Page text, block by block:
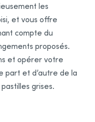
les
et vous offre
compte du
proposés.
et opérer votre
part et d’autre de la
grises.